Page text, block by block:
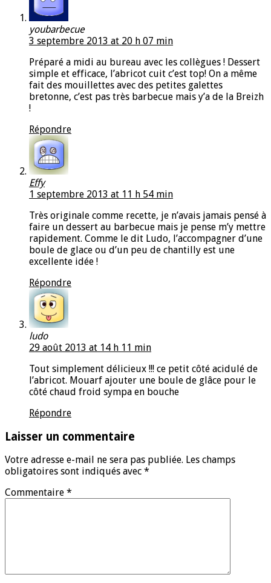
youbarbecue
3 septembre 2013 at 20 h 07 min
Préparé a midi au bureau avec les collègues ! Dessert
simple et efficace, l’abricot cuit c’est top! On a même
fait des mouillettes avec des petites galettes
bretonne, c’est pas très barbecue mais y’a de la Breizh
!
Répondre
Effy
1 septembre 2013 at 11 h 54 min
Très originale comme recette, je n’avais jamais pensé à
faire un dessert au barbecue mais je pense m’y mettre
rapidement. Comme le dit Ludo, l’accompagner d’une
boule de glace ou d’un peu de chantilly est une
excellente idée !
Répondre
ludo
29 août 2013 at 14 h 11 min
Tout simplement délicieux !!! ce petit côté acidulé de
l’abricot. Mouarf ajouter une boule de glâce pour le
côté chaud froid sympa en bouche
Répondre
Laisser un commentaire
Votre adresse e-mail ne sera pas publiée. Les champs
obligatoires sont indiqués avec *
Commentaire *